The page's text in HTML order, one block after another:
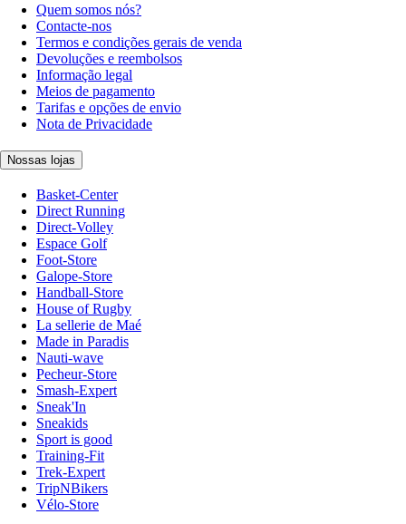
Quem somos nós?
Contacte-nos
Termos e condições gerais de venda
Devoluções e reembolsos
Informação legal
Meios de pagamento
Tarifas e opções de envio
Nota de Privacidade
Nossas lojas
Basket-Center
Direct Running
Direct-Volley
Espace Golf
Foot-Store
Galope-Store
Handball-Store
House of Rugby
La sellerie de Maé
Made in Paradis
Nauti-wave
Pecheur-Store
Smash-Expert
Sneak'In
Sneakids
Sport is good
Training-Fit
Trek-Expert
TripNBikers
Vélo-Store